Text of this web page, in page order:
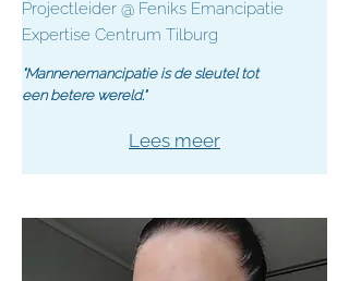
Projectleider @ Feniks Emancipatie
Expertise Centrum Tilburg
"Mannenemancipatie is de sleutel tot
een betere wereld."
Lees meer